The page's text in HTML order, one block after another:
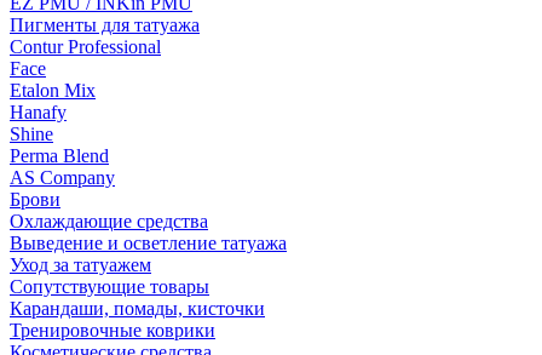
Пигменты для татуажа
Contur Professional
Face
Etalon Mix
Hanafy
Shine
Perma Blend
AS Company
Брови
Охлаждающие средства
Выведение и осветление татуажа
Уход за татуажем
Сопутствующие товары
Карандаши, помады, кисточки
Тренировочные коврики